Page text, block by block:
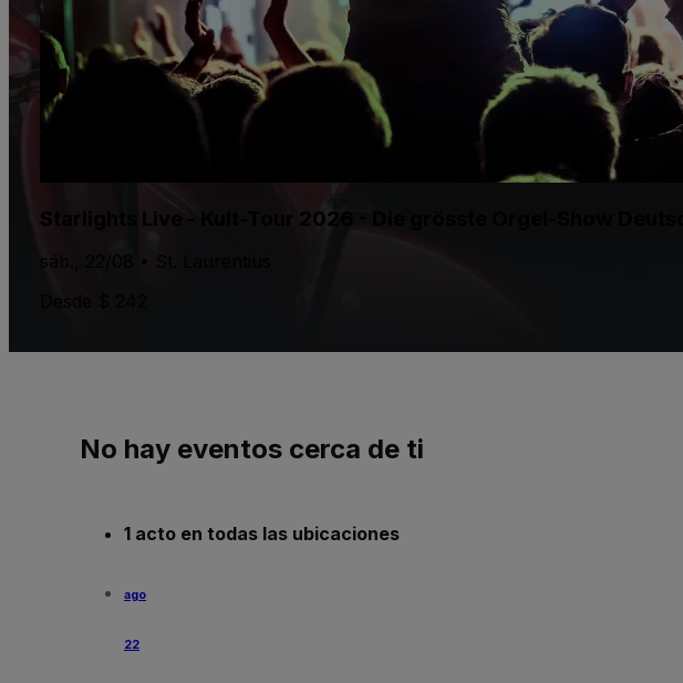
Starlights Live - Kult-Tour 2026 - Die grösste Orgel-Show
sáb., 22/08 • St. Laurentius
No hay eventos cerca de ti
1 acto en todas las ubicaciones
ago
22